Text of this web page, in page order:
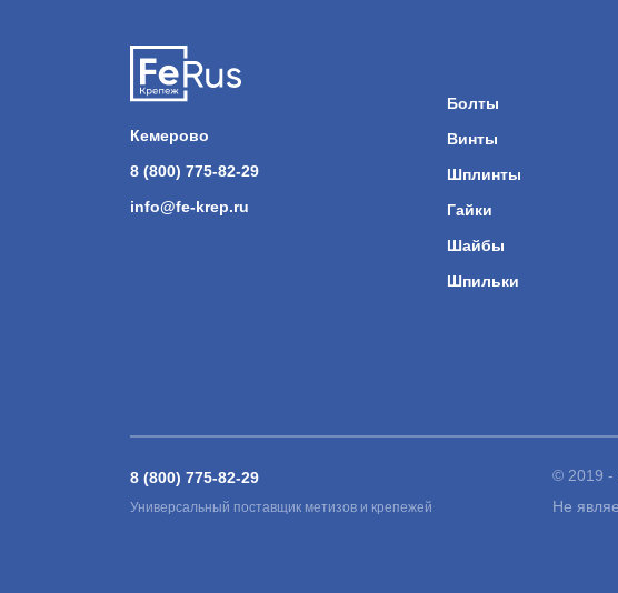
Кемерово
8 (800) 775-82-29
info@fe-krep.ru
Болты
Винты
Шплинты
Гайки
Шайбы
Шпильки
8 (800) 775-82-29
Универсальный поставщик метизов и крепежей
© 2019 -
Не